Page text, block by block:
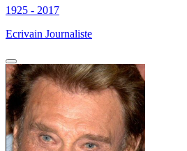
1925 - 2017
Ecrivain Journaliste